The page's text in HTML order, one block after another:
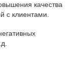
качества
с клиентами.